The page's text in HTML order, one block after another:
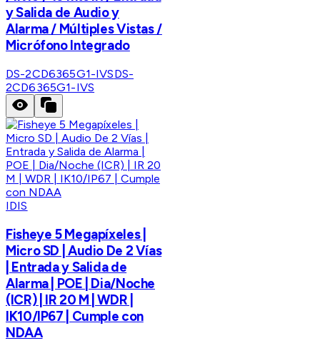
y Salida de Audio y
Alarma / Múltiples Vistas /
Micrófono Integrado
DS-2CD6365G1-IVSDS-
2CD6365G1-IVS
IDIS
Fisheye 5 Megapíxeles |
Micro SD | Audio De 2 Vías
| Entrada y Salida de
Alarma | POE | Dia/Noche
(ICR) | IR 20 M | WDR |
IK10/IP67 | Cumple con
NDAA